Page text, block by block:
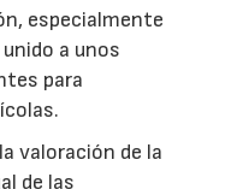
especialmente
a unos
para
valoración de la
de las